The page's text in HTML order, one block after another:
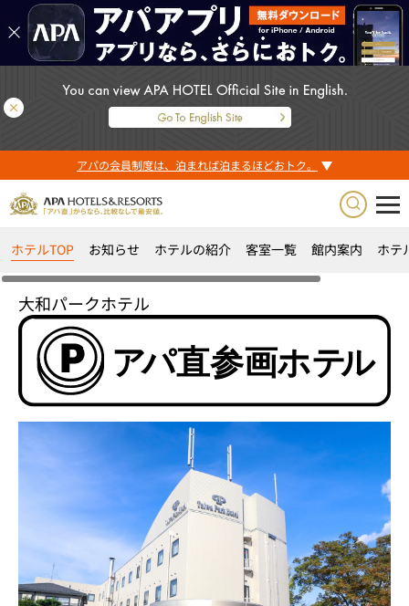
アパの会員制度は、泊まれば泊まるほどおトク。
ホテルTOP お知らせ ホテルの紹介 客室一覧 館内案内 ホテ
大和パークホテル